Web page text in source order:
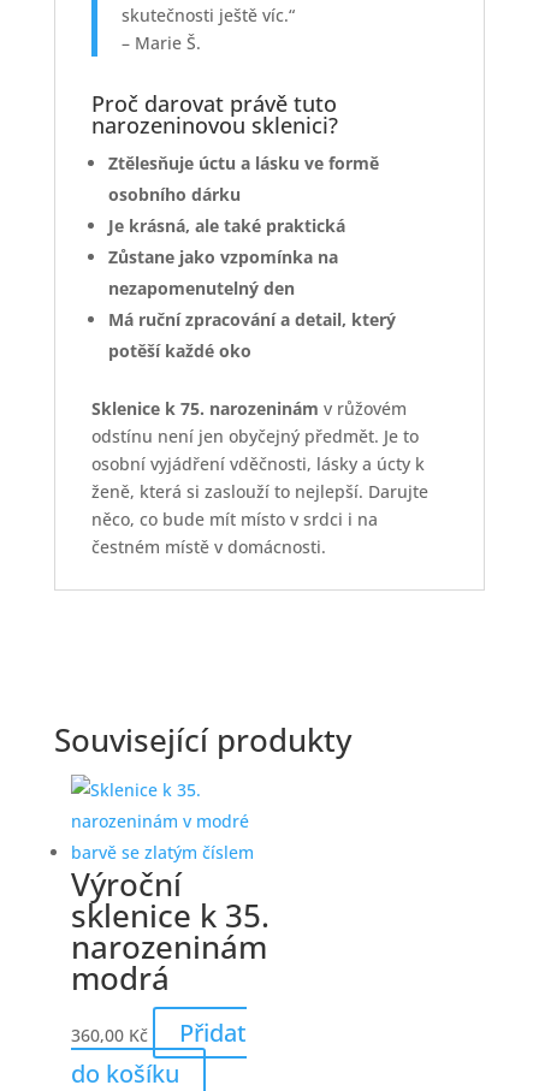
skutečnosti ještě víc.“
– Marie Š.
Proč darovat právě tuto
narozeninovou sklenici?
Ztělesňuje úctu a lásku ve formě
osobního dárku
Je krásná, ale také praktická
Zůstane jako vzpomínka na
nezapomenutelný den
Má ruční zpracování a detail, který
potěší každé oko
Sklenice k 75. narozeninám v růžovém
odstínu není jen obyčejný předmět. Je to
osobní vyjádření vděčnosti, lásky a úcty k
ženě, která si zaslouží to nejlepší. Darujte
něco, co bude mít místo v srdci i na
čestném místě v domácnosti.
Související produkty
Výroční
sklenice k 35.
narozeninám
modrá
360,00 Kč
Přidat
do košíku